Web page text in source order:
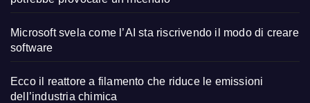
Microsoft svela come l’AI sta riscrivendo il modo di creare
software
Ecco il reattore a filamento che riduce le emissioni
dell’industria chimica